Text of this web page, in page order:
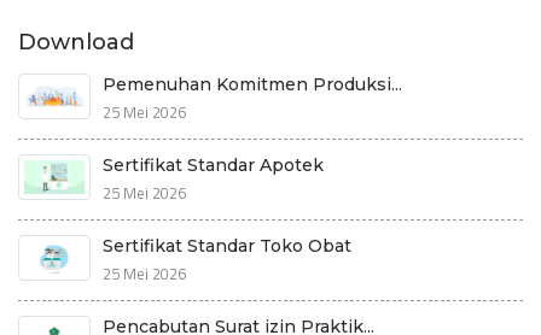
Download
Pemenuhan Komitmen Produksi...
25 Mei 2026
Sertifikat Standar Apotek
25 Mei 2026
Sertifikat Standar Toko Obat
25 Mei 2026
Pencabutan Surat izin Praktik...